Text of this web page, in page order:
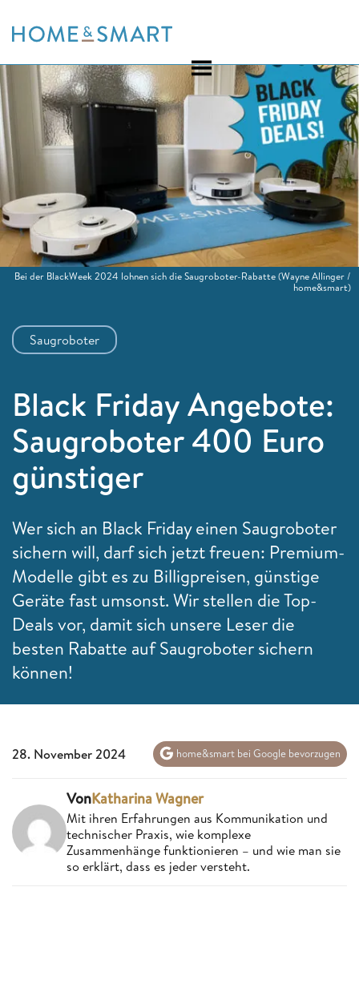
to
Saugroboter
Black Friday Angebote:
Saugroboter 400 Euro
günstiger
Wer sich an Black Friday einen Saugroboter
sichern will, darf sich jetzt freuen: Premium-
Modelle gibt es zu Billigpreisen, günstige
Geräte fast umsonst. Wir stellen die Top-
Deals vor, damit sich unsere Leser die
besten Rabatte auf Saugroboter sichern
können!
Bei der BlackWeek 2024 lohnen sich die Saugroboter-Rabatte(Wayne Allinger /
home&smart)
28. November 2024 home&smart bei Google bevorzugen
VonKatharina Wagner
Mit ihren Erfahrungen aus Kommunikation und
technischer Praxis, wie komplexe
Zusammenhänge funktionieren – und wie man sie
so erklärt, dass es jeder versteht.